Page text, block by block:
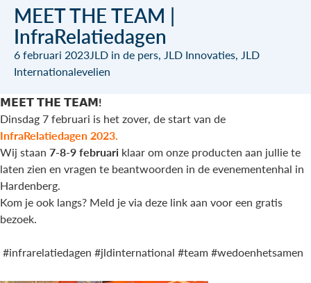
MEET THE TEAM |
InfraRelatiedagen
6 februari 2023JLD in de pers, JLD Innovaties, JLD
Internationalevelien
𝗠𝗘𝗘𝗧 𝗧𝗛𝗘 𝗧𝗘𝗔𝗠!
Dinsdag 7 februari is het zover, de start van de
InfraRelatiedagen 2023.
Wij staan 7-8-9 februari klaar om onze producten aan jullie te
laten zien en vragen te beantwoorden in de evenementenhal in
Hardenberg.
Kom je ook langs? Meld je via deze linkaan voor een gratis
bezoek.
#infrarelatiedagen #jldinternational #team #wedoenhetsamen